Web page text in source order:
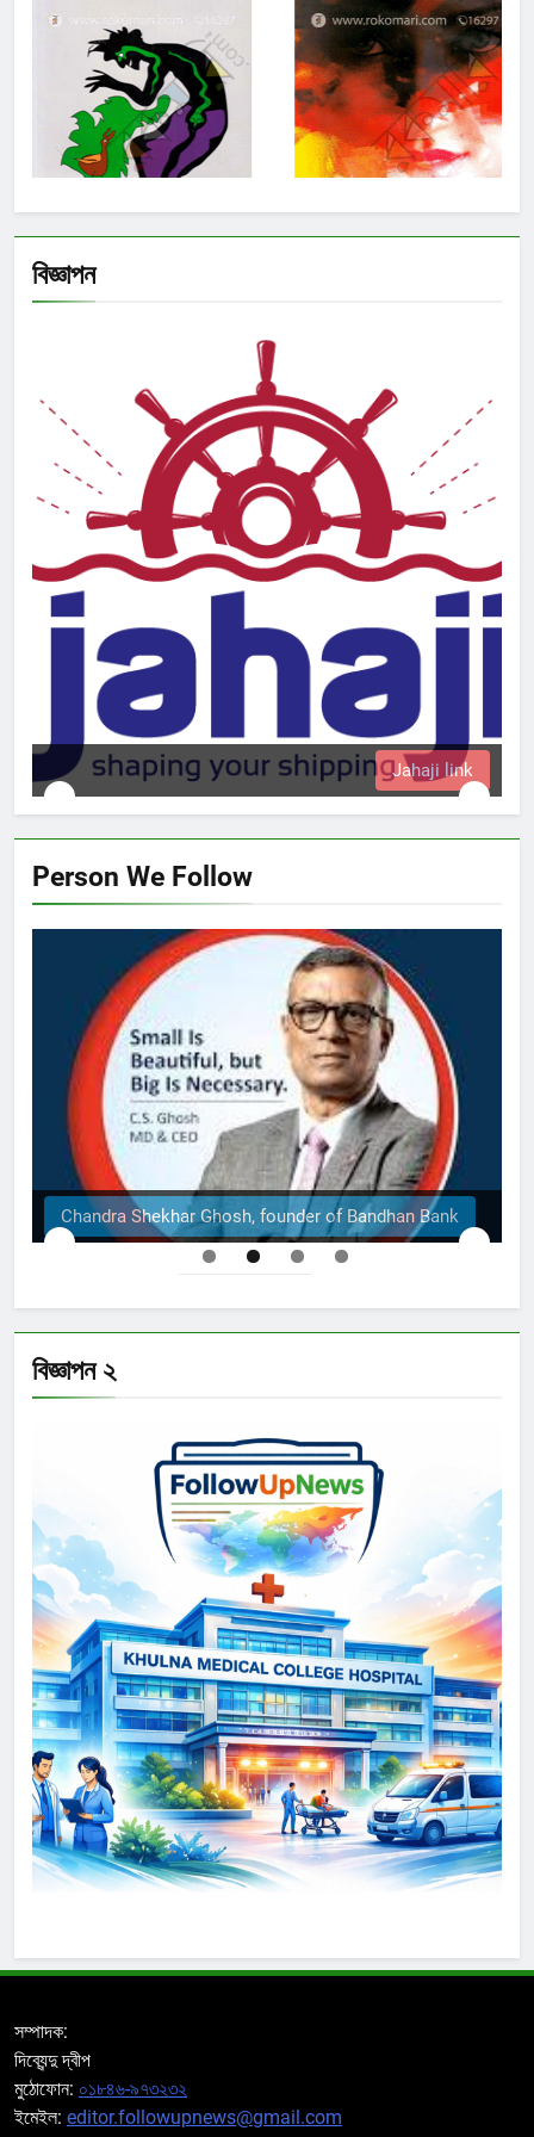
বিজ্ঞাপন
Jahaji link
Person We Follow
Ghosh, founder of Bandhan Bank The Structural
বিজ্ঞাপন ২
সম্পাদক:
দিব্যেন্দু দ্বীপ
মুঠোফোন: ০১৮৪৬-৯৭৩২৩২
ইমেইল: editor.followupnews@gmail.com